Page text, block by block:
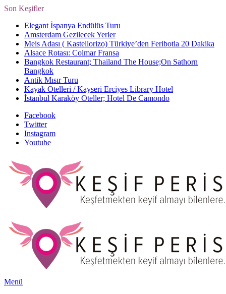
Son Keşifler
Elegant İspanya Endülüs Turu
Amsterdam Gezilecek Yerler
Meis Adası ( Kastellorizo) Türkiye’den Feribotla 20 Dakika
Alsace Rotası: Colmar Fransa
Bangkok Restaurant; Thailand The House;On Sathorn
Bangkok
Antik Mısır Turu
Kayak Otelleri / Kayseri Erciyes Library Hotel
İstanbul Karaköy Oteller; Hotel De Camondo
Facebook
Twitter
Instagram
Youtube
Menü